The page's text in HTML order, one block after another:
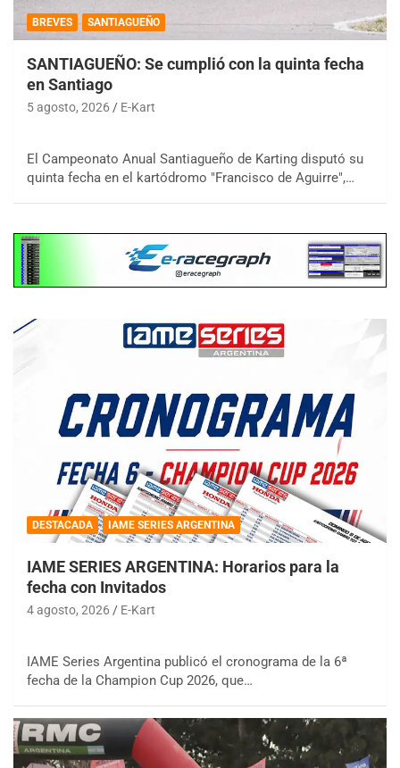
BREVES SANTIAGUEÑO
SANTIAGUEÑO: Se cumplió con la quinta fecha
en Santiago
5 agosto, 2026 E-Kart
El Campeonato Anual Santiagueño de Karting disputó su
quinta fecha en el kartódromo "Francisco de Aguirre",…
DESTACADA IAME SERIES ARGENTINA
IAME SERIES ARGENTINA: Horarios para la
fecha con Invitados
4 agosto, 2026 E-Kart
IAME Series Argentina publicó el cronograma de la 6ª
fecha de la Champion Cup 2026, que…